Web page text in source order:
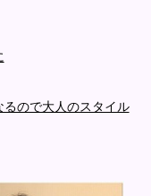
ので大人のスタイル